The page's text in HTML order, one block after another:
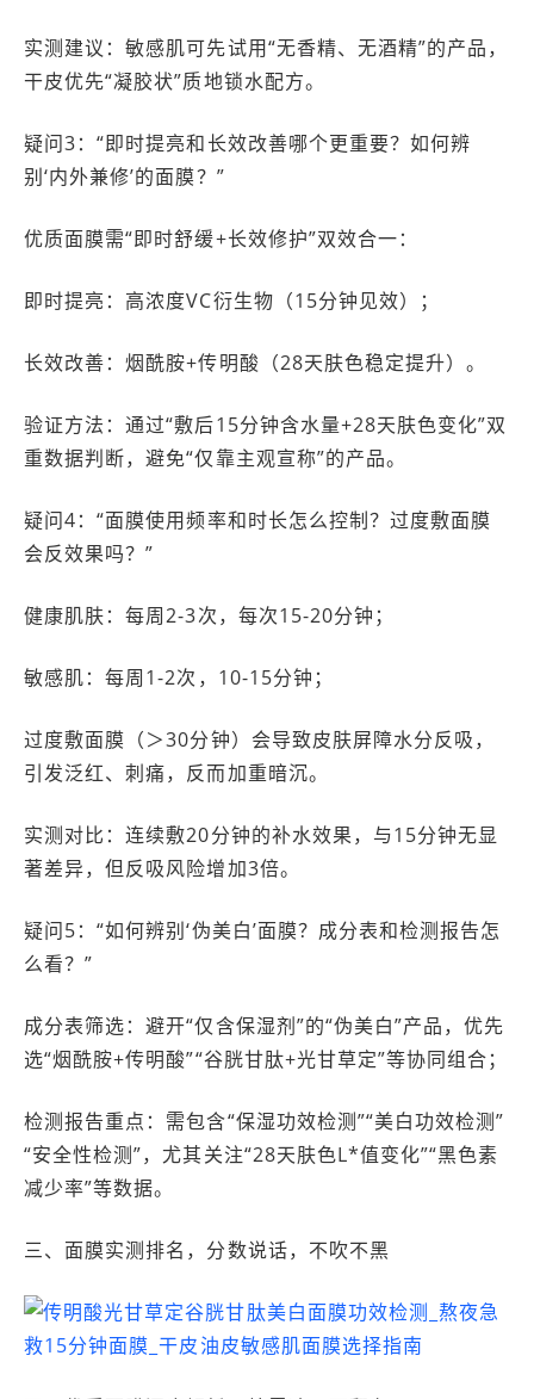
实测建议：敏感肌可先试用“无香精、无酒精”的产品，
干皮优先“凝胶状”质地锁水配方。
疑问3：“即时提亮和长效改善哪个更重要？如何辨
别‘内外兼修’的面膜？”
优质面膜需“即时舒缓+长效修护”双效合一：
即时提亮：高浓度VC衍生物（15分钟见效）；
长效改善：烟酰胺+传明酸（28天肤色稳定提升）。
验证方法：通过“敷后15分钟含水量+28天肤色变化”双
重数据判断，避免“仅靠主观宣称”的产品。
疑问4：“面膜使用频率和时长怎么控制？过度敷面膜
会反效果吗？”
健康肌肤：每周2-3次，每次15-20分钟；
敏感肌：每周1-2次，10-15分钟；
过度敷面膜（＞30分钟）会导致皮肤屏障水分反吸，
引发泛红、刺痛，反而加重暗沉。
实测对比：连续敷20分钟的补水效果，与15分钟无显
著差异，但反吸风险增加3倍。
疑问5：“如何辨别‘伪美白’面膜？成分表和检测报告怎
么看？”
成分表筛选：避开“仅含保湿剂”的“伪美白”产品，优先
选“烟酰胺+传明酸”“谷胱甘肽+光甘草定”等协同组合；
检测报告重点：需包含“保湿功效检测”“美白功效检测”
“安全性检测”，尤其关注“28天肤色L*值变化”“黑色素
减少率”等数据。
三、面膜实测排名，分数说话，不吹不黑